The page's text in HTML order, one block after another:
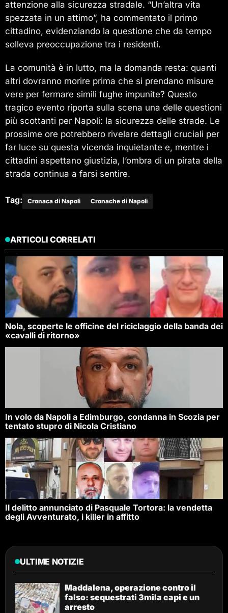
attenzione alla sicurezza stradale. “Un’altra vita
spezzata in un attimo”, ha commentato il primo
cittadino, evidenziando la questione che da tempo
solleva preoccupazione tra i residenti.
La comunità è in lutto, ma la domanda resta: quanti
altri dovranno morire prima che si prendano misure
vere per fermare simili fughe impunite? Questo
tragico evento riporta sulla scena una delle questioni
più scottanti per Napoli: la sicurezza delle strade. Le
prossime ore potrebbero rivelare dettagli cruciali per
far luce su questa vicenda inquietante e, mentre i
cittadini aspettano giustizia, l’ombra di un pirata della
strada continua a farsi sentire.
Tag: Cronaca di Napoli Cronache di Napoli
ARTICOLI CORRELATI
Nola, scoperte le officine del riciclaggio della banda dei
«cavalli di ritorno»
In volo da Napoli a Edimburgo, condanna in Scozia per
tentato stupro di Nicola Cristiano
Il delitto annunciato di Pasquale Tortora: la vendetta
degli Avventurato, i killer in affitto
ULTIME NOTIZIE
Maddalena, operazione contro il
falso: sequestrati 3mila capi e un
arresto